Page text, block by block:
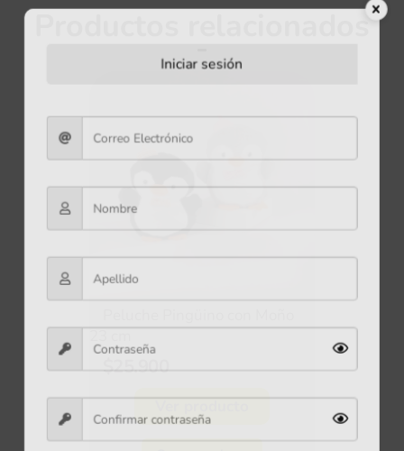
23 cm
$25.900
Iniciar sesión